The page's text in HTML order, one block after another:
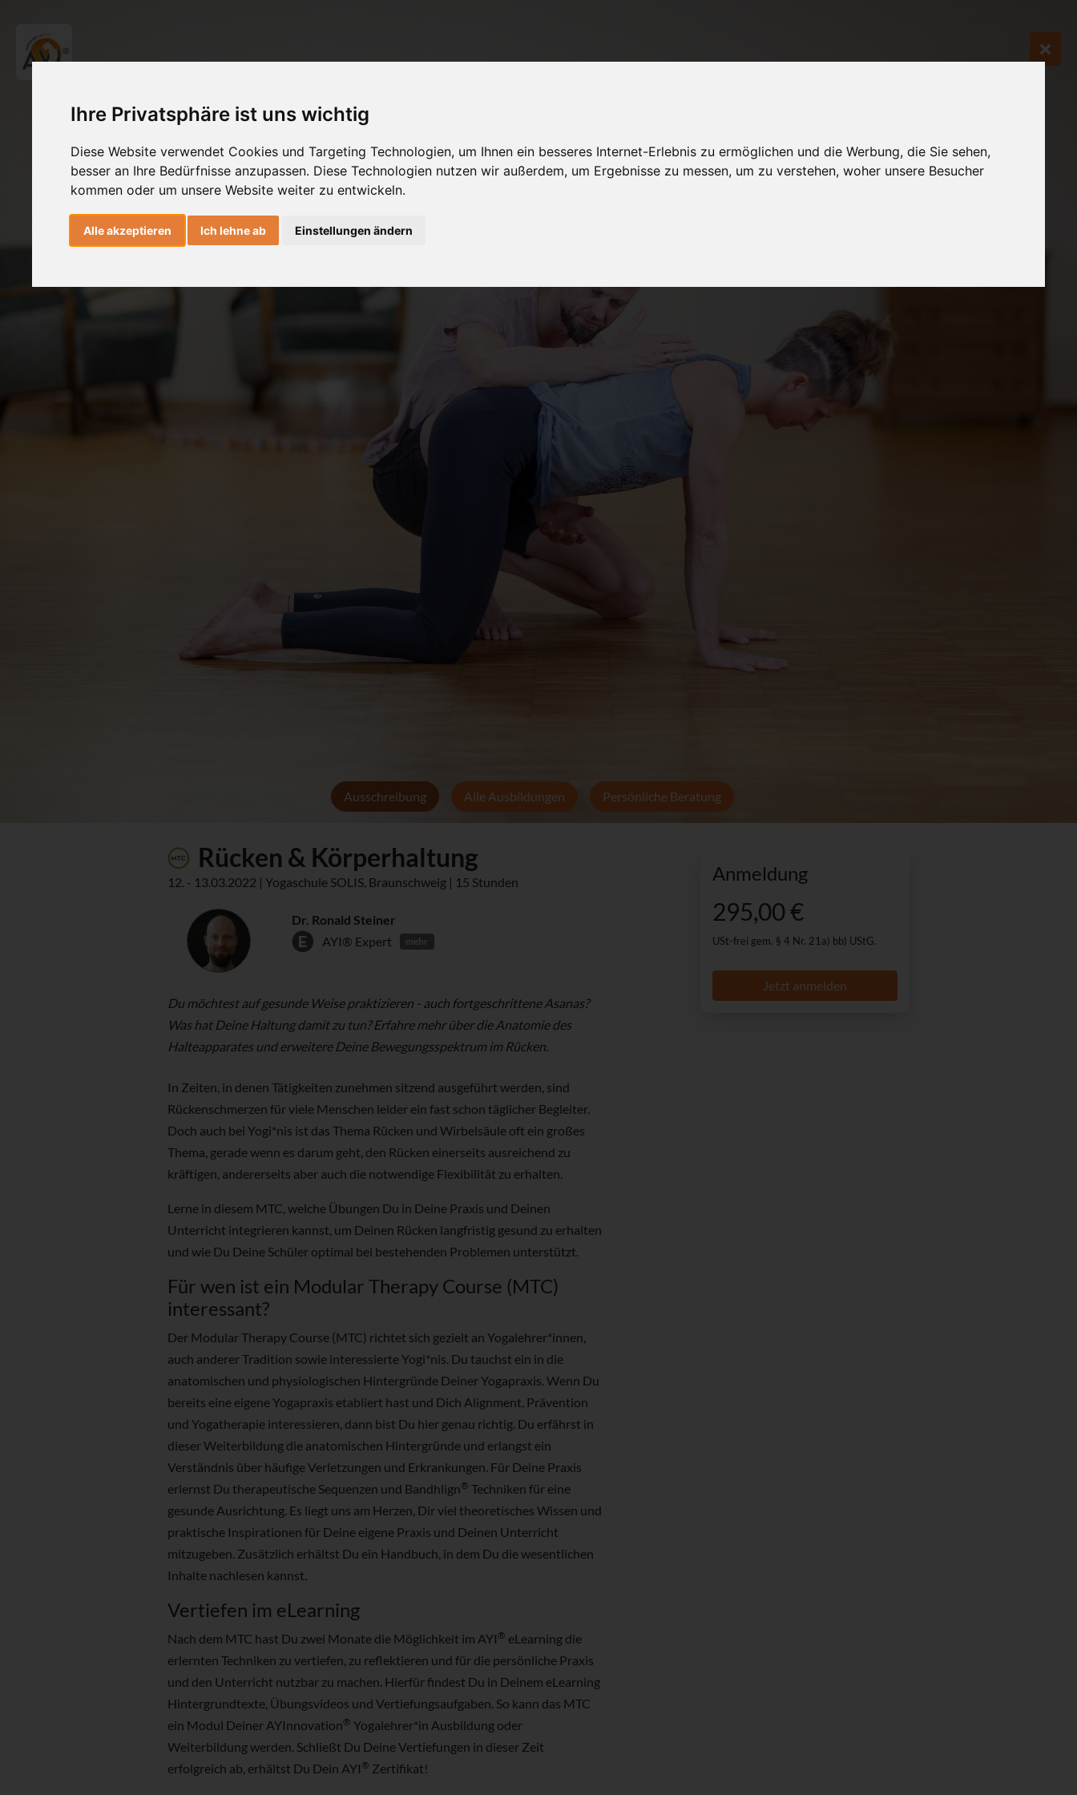
Ihre Privatsphäre ist uns wichtig
Diese Website verwendet Cookies und Targeting Technologien, um Ihnen ein besseres Internet-Erlebnis zu ermöglichen und die Werbung, die Sie sehen,
besser an Ihre Bedürfnisse anzupassen. Diese Technologien nutzen wir außerdem, um Ergebnisse zu messen, um zu verstehen, woher unsere Besucher
kommen oder um unsere Website weiter zu entwickeln.
Alle akzeptieren Ich lehne ab Einstellungen ändern
Ausschreibung Alle Ausbildungen Persönliche Beratung
Anmeldung
295,00 €
USt-frei gem. § 4 Nr. 21a) bb) UStG.
Jetzt anmelden
Rücken & Körperhaltung
12. - 13.03.2022 | Yogaschule SOLIS, Braunschweig | 15 Stunden
Dr. Ronald Steiner
AYI® Expert
mehr
Du möchtest auf gesunde Weise praktizieren - auch fortgeschrittene Asanas?
Was hat Deine Haltung damit zu tun? Erfahre mehr über die Anatomie des
Halteapparates und erweitere Deine Bewegungsspektrum im Rücken.
In Zeiten, in denen Tätigkeiten zunehmen sitzend ausgeführt werden, sind
Rückenschmerzen für viele Menschen leider ein fast schon täglicher Begleiter.
Doch auch bei Yogi*nis ist das Thema Rücken und Wirbelsäule oft ein großes
Thema, gerade wenn es darum geht, den Rücken einerseits ausreichend zu
kräftigen, andererseits aber auch die notwendige Flexibilität zu erhalten.
Lerne in diesem MTC, welche Übungen Du in Deine Praxis und Deinen
Unterricht integrieren kannst, um Deinen Rücken langfristig gesund zu erhalten
und wie Du Deine Schüler optimal bei bestehenden Problemen unterstützt.
Für wen ist ein Modular Therapy Course (MTC)
interessant?
Der Modular Therapy Course (MTC) richtet sich gezielt an Yogalehrer*innen,
auch anderer Tradition sowie interessierte Yogi*nis. Du tauchst ein in die
anatomischen und physiologischen Hintergründe Deiner Yogapraxis. Wenn Du
bereits eine eigene Yogapraxis etabliert hast und Dich Alignment, Prävention
und Yogatherapie interessieren, dann bist Du hier genau richtig. Du erfährst in
dieser Weiterbildung die anatomischen Hintergründe und erlangst ein
Verständnis über häufige Verletzungen und Erkrankungen. Für Deine Praxis
erlernst Du therapeutische Sequenzen und Bandhlign® Techniken für eine
gesunde Ausrichtung. Es liegt uns am Herzen, Dir viel theoretisches Wissen und
praktische Inspirationen für Deine eigene Praxis und Deinen Unterricht
mitzugeben. Zusätzlich erhältst Du ein Handbuch, in dem Du die wesentlichen
Inhalte nachlesen kannst.
Vertiefen im eLearning
Nach dem MTC hast Du zwei Monate die Möglichkeit im AYI® eLearning die
erlernten Techniken zu vertiefen, zu reflektieren und für die persönliche Praxis
und den Unterricht nutzbar zu machen. Hierfür findest Du in Deinem eLearning
Hintergrundtexte, Übungsvideos und Vertiefungsaufgaben. So kann das MTC
ein Modul Deiner AYInnovation® Yogalehrer*in Ausbildung oder
Weiterbildung werden. Schließt Du Deine Vertiefungen in dieser Zeit
erfolgreich ab, erhältst Du Dein AYI® Zertifikat!